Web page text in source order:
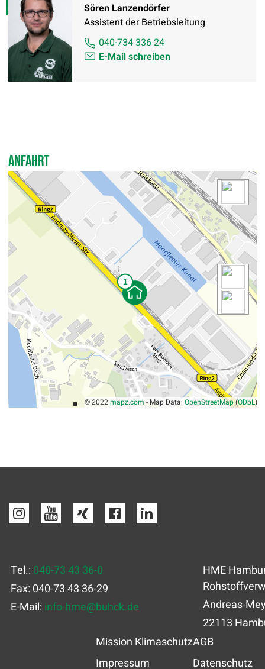
Sören Lanzendörfer
Assistent der Betriebsleitung
040-734 336 24
E-Mail schreiben
Anfahrt
© 2022mapz.com - Map Data: OpenStreetMap(ODbL)
Tel.: 040-73 43 36-0
Fax: 040-73 43 36-29
E-Mail: info-hme@buhck.de
HME
Andreas-
22113
Mission Klimaschutz
Impressum
AGB
Datenschutz